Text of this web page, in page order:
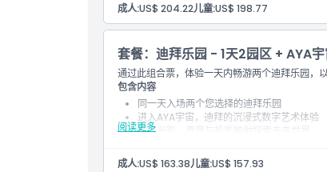
成人:US$ 204.22儿童:US$ 198.77
套餐：迪拜乐园 - 1天2园区 + AYA
通过此组合票，体验一天内畅游两个迪拜乐园，
阅读更多
包含内容
同一天入场两个您选择的迪拜乐园
进入AYA宇宙，迪拜的沉浸式数字艺术体验
通过光影、声音与投影映射探索未来世界
成人:US$ 163.38儿童:US$ 157.93